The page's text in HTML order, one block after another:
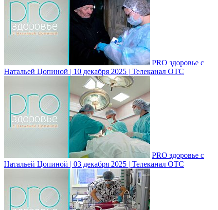
PRO здоровье с
Натальей Цопиной | 10 декабря 2025 | Телеканал ОТС
PRO здоровье с
Натальей Цопиной | 03 декабря 2025 | Телеканал ОТС